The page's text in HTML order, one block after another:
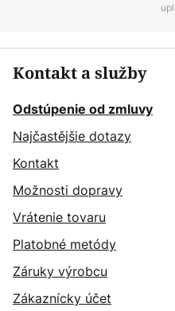
Kontakt a služby
Odstúpenie od zmluvy
Najčastějšie dotazy
Kontakt
Možnosti dopravy
Vrátenie tovaru
Platobné metódy
Záruky výrobcu
Zákaznícky účet